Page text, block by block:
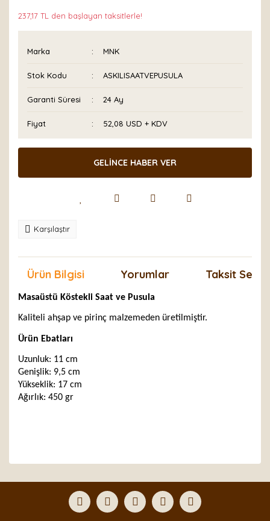
237,17 TL den başlayan taksitlerle!
Marka MNK
Stok Kodu ASKILISAATVEPUSULA
Garanti Süresi 24 Ay
Fiyat 52,08 USD + KDV
GELİNCE HABER VER
Karşılaştır
Ürün Bilgisi Yorumlar Taksit
Masaüstü Köstekli Saat ve Pusula
Kaliteli ahşap ve pirinç malzemeden üretilmiştir.
Ürün Ebatları
Uzunluk: 11 cm
Genişlik: 9,5 cm
Yükseklik: 17 cm
Ağırlık: 450 gr
Yorum Yaz
formunu kullanarak tarafımıza iletebilirsiniz.
Görüş ve önerileriniz için teşekkür ederiz.